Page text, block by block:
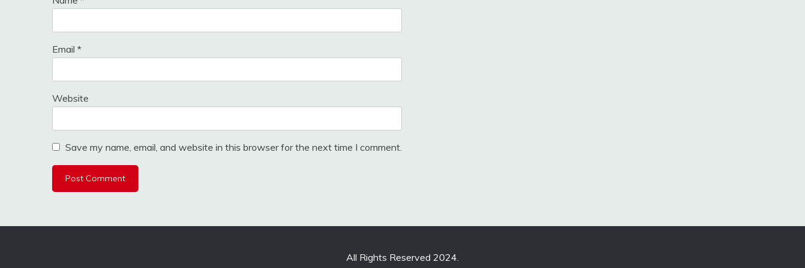
Email *
Website
Save my name, email, and website in this browser for the next time I comment.
All Rights Reserved 2024.